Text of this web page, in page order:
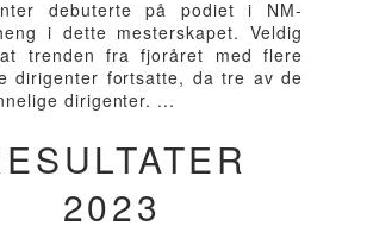
debuterte på podiet i NM-
i dette mesterskapet. Veldig
trenden fra fjoråret med flere
dirigenter fortsatte, da tre av de
dirigenter. ...
2023